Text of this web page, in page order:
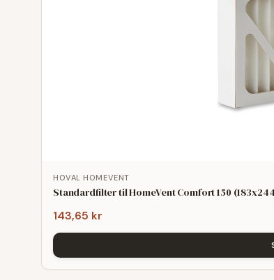
HOVAL HOMEVENT
Standardfilter til HomeVent Comfort 150
143,65 kr